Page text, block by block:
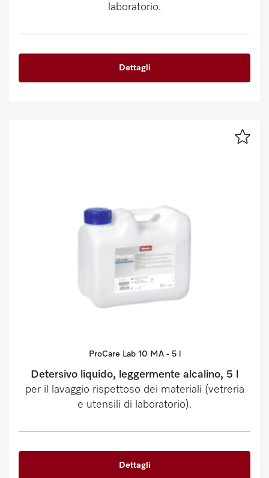
laboratorio.
Dettagli
ProCare Lab 10 MA - 5 l
Detersivo liquido, leggermente alcalino, 5 l
per il lavaggio rispettoso dei materiali (vetreria
e utensili di laboratorio).
Dettagli